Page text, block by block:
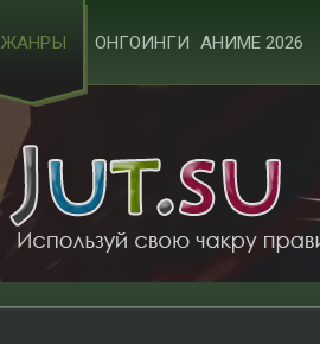
ЖАНРЫ ОНГОИНГИ АНИМЕ 2026